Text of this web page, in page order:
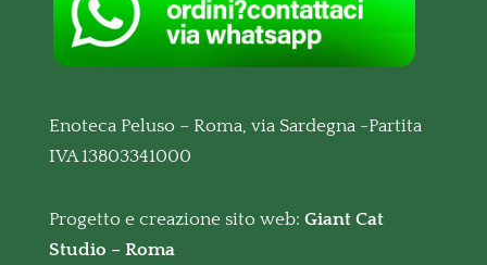
Enoteca Peluso – Roma, via Sardegna -Partita
IVA 13803341000
Progetto e creazione sito web: Giant Cat
Studio – Roma